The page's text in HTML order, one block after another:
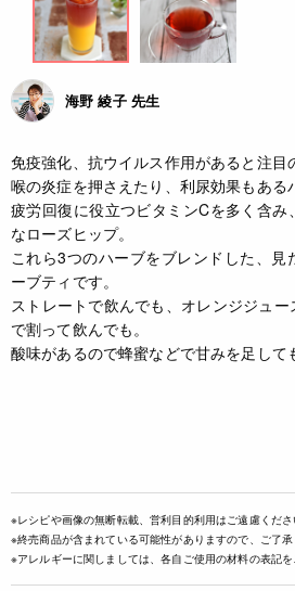
海野 綾子 先生
免疫強化、抗ウイルス作用があると注目
喉の炎症を押さえたり、利尿効果もある
疲労回復に役立つビタミンCを多く含み
なローズヒップ。
これら3つのハーブをブレンドした、見
ーブティです。
ストレートで飲んでも、オレンジジュ
で割って飲んでも。
酸味があるので蜂蜜などで甘みを足して
※レシピや画像の無断転載、営利目的利用はご遠慮くださ
※終売商品が含まれている可能性がありますので、ご了承
※アレルギーに関しましては、各自ご使用の材料の表記を